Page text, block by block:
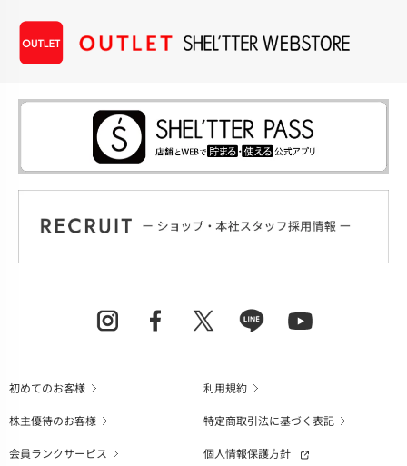
初めてのお客様
利用規約
株主優待のお客様
特定商取引法に基づく表記
会員ランクサービス
個人情報保護方針